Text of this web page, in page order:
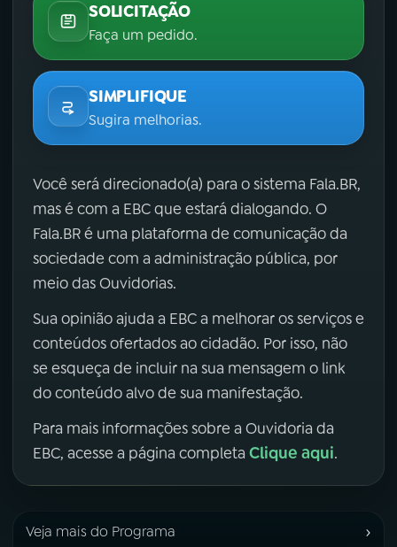
SOLICITAÇÃO
Faça um pedido.
SIMPLIFIQUE
Sugira melhorias.
Você será direcionado(a) para o sistema Fala.BR,
mas é com a EBC que estará dialogando. O
Fala.BR é uma plataforma de comunicação da
sociedade com a administração pública, por
meio das Ouvidorias.
Sua opinião ajuda a EBC a melhorar os serviços e
conteúdos ofertados ao cidadão. Por isso, não
se esqueça de incluir na sua mensagem o link
do conteúdo alvo de sua manifestação.
Para mais informações sobre a Ouvidoria da
EBC, acesse a página completa Clique aqui.
Veja mais do Programa ›